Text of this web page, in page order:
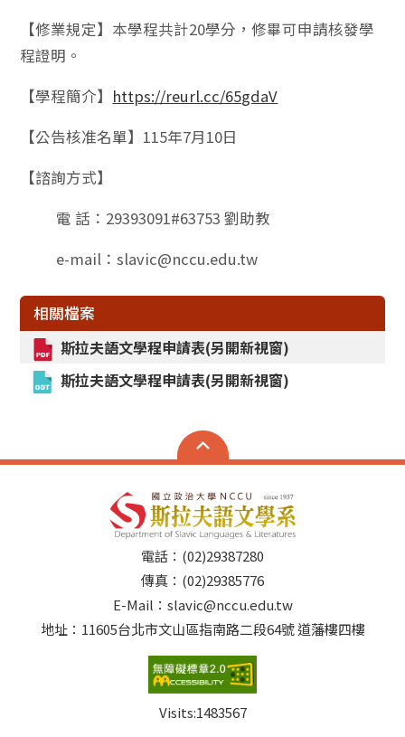
【修業規定】本學程共計20學分，修畢可申請核發學
程證明。
【學程簡介】 https://reurl.cc/65gdaV
【公告核准名單】115年7月10日
【諮詢方式】
電 話：29393091#63753 劉助教
e-mail：slavic@nccu.edu.tw
相關檔案
斯拉夫語文學程申請表(另開新視窗)
斯拉夫語文學程申請表(另開新視窗)
電話：(02)29387280
傳真：(02)29385776
E-Mail：slavic@nccu.edu.tw
地址：11605台北市文山區指南路二段64號 道藩樓四樓
Visits:1483567